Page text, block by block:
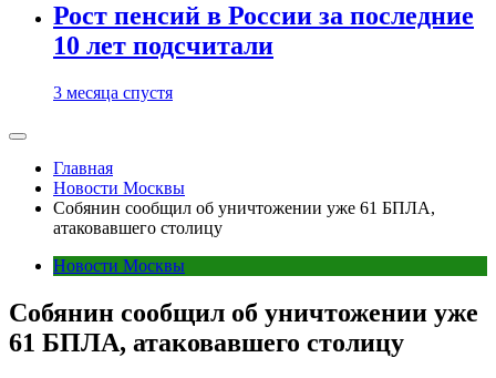
Рост пенсий в России за последние
10 лет подсчитали
3 месяца спустя
Главная
Новости Москвы
Собянин сообщил об уничтожении уже 61 БПЛА,
атаковавшего столицу
Новости Москвы
Собянин сообщил об уничтожении уже
61 БПЛА, атаковавшего столицу